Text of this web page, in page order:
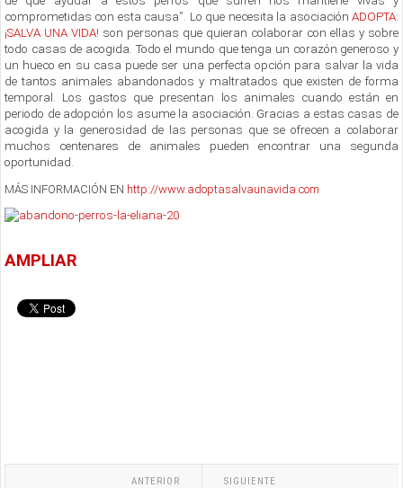
comprometidas con esta causa”. Lo que necesita la asociación ADOPTA:
¡SALVA UNA VIDA! son personas que quieran colaborar con ellas y sobre
todo casas de acogida. Todo el mundo que tenga un corazón generoso y
un hueco en su casa puede ser una perfecta opción para salvar la vida
de tantos animales abandonados y maltratados que existen de forma
temporal. Los gastos que presentan los animales cuando están en
periodo de adopción los asume la asociación. Gracias a estas casas de
acogida y la generosidad de las personas que se ofrecen a colaborar
muchos centenares de animales pueden encontrar una segunda
oportunidad.
MÁS INFORMACIÓN EN http://www.adoptasalvaunavida.com
AMPLIAR
ANTERIOR SIGUIENTE